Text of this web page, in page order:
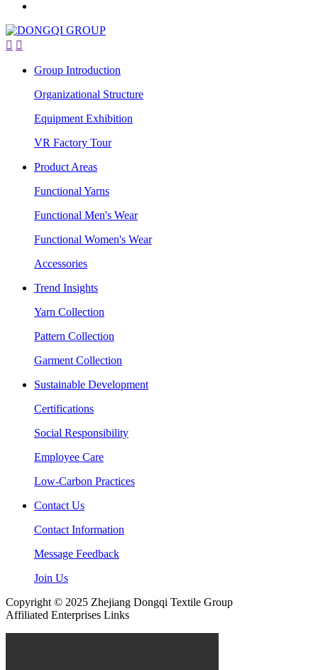
 
Group Introduction
Organizational Structure
Equipment Exhibition
VR Factory Tour
Product Areas
Functional Yarns
Functional Men's Wear
Functional Women's Wear
Accessories
Trend Insights
Yarn Collection
Pattern Collection
Garment Collection
Sustainable Development
Certifications
Social Responsibility
Employee Care
Low-Carbon Practices
Contact Us
Contact Information
Message Feedback
Join Us
Copyright © 2025 Zhejiang Dongqi Textile Group
Affiliated Enterprises Links